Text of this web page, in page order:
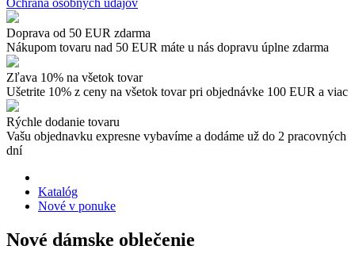
Doprava od 50 EUR zdarma
Nákupom tovaru nad 50 EUR máte u nás dopravu úplne zdarma
Zľava 10% na všetok tovar
Ušetrite 10% z ceny na všetok tovar pri objednávke 100 EUR a viac
Rýchle dodanie tovaru
Vašu objednavku expresne vybavíme a dodáme už do 2 pracovných
dní
Katalóg
Nové v ponuke
Nové dámske oblečenie